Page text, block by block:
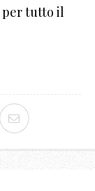
per tutto il